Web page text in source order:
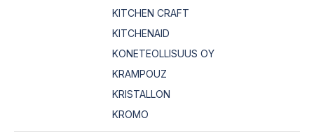
KITCHEN CRAFT
KITCHENAID
KONETEOLLISUUS OY
KRAMPOUZ
KRISTALLON
KROMO